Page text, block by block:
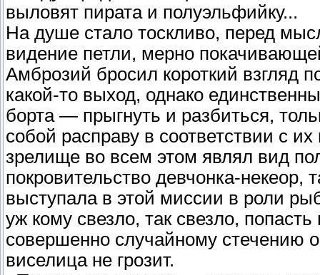
выловят пирата и полуэльфийку...
На душе стало тоскливо, перед
видение петли, мерно
Амброзий бросил короткий взгляд
какой-то выход, однако
борта — прыгнуть и разбиться,
собой расправу в соответствии с
зрелище во всем этом являл вид
покровительство девчонка-
выступала в этой миссии в роли
уж кому свезло, так свезло,
совершенно случайному стечению
виселица не грозит.